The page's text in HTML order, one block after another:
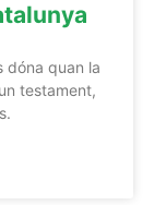
dóna quan la
testament,